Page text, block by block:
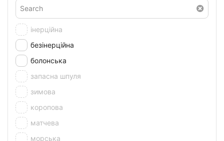
4000
4500
5000
5500
6000
65
70
7000
інерційна
безінерційна
болонська
запасна шпуля
зимова
коропова
матчева
морська